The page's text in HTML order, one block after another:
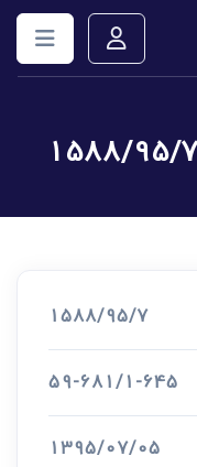
1588/95/7
59-681/1-645
1395/07/05